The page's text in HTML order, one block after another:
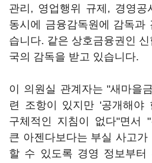
관리, 영업행위 규제, 경영
동시에 금융감독원에 감독과
습니다. 같은 상호금융권인
국의 감독을 받고 있습니다.
이 의원실 관계자는 "새마을
련 조항이 있지만 '공개해야
구체적인 지침이 없다"면서
큰 아젠다보다는 부실 사고
할 수 있도록 경영 정보부터